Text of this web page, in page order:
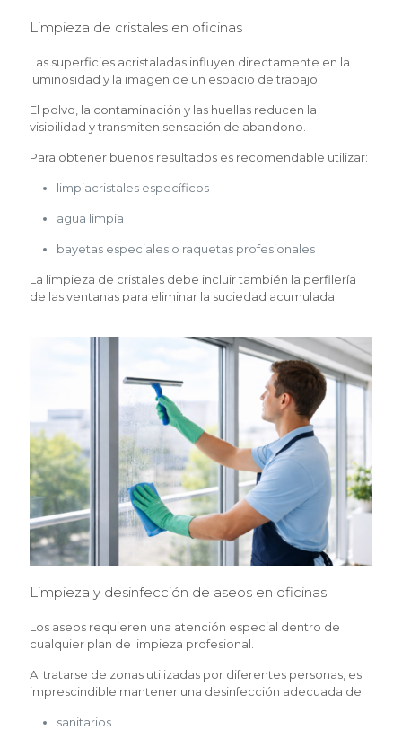
Limpieza de cristales en oficinas
Las superficies acristaladas influyen directamente en la
luminosidad y la imagen de un espacio de trabajo.
El polvo, la contaminación y las huellas reducen la
visibilidad y transmiten sensación de abandono.
Para obtener buenos resultados es recomendable utilizar:
limpiacristales específicos
agua limpia
bayetas especiales o raquetas profesionales
La limpieza de cristales debe incluir también la perfilería
de las ventanas para eliminar la suciedad acumulada.
Limpieza y desinfección de aseos en oficinas
Los aseos requieren una atención especial dentro de
cualquier plan de limpieza profesional.
Al tratarse de zonas utilizadas por diferentes personas, es
imprescindible mantener una desinfección adecuada de:
sanitarios